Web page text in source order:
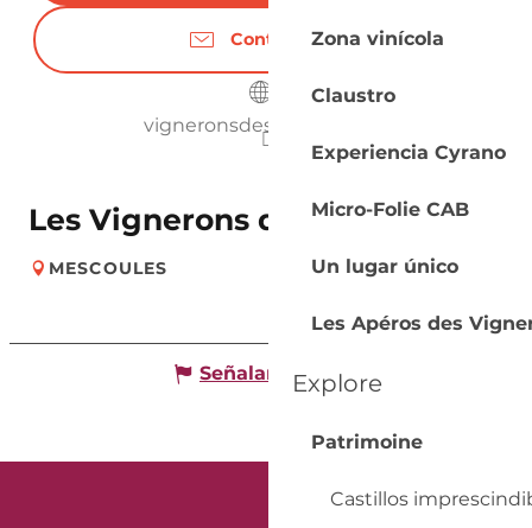
Zona vinícola
Claustro
Experiencia Cyrano
Micro-Folie CAB
Un lugar único
Les Apéros des
Explore
Patrimoine
Castillos
Contáctenos
vigneronsdesigoules.com
Les Vignerons de Sigoulès
MESCOULES
Señalar un error